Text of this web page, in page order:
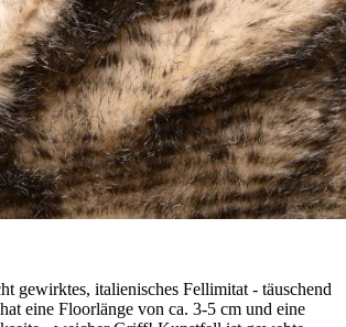
gewirktes, italienisches Fellimitat - täuschend
eine Floorlänge von ca. 3-5 cm und eine